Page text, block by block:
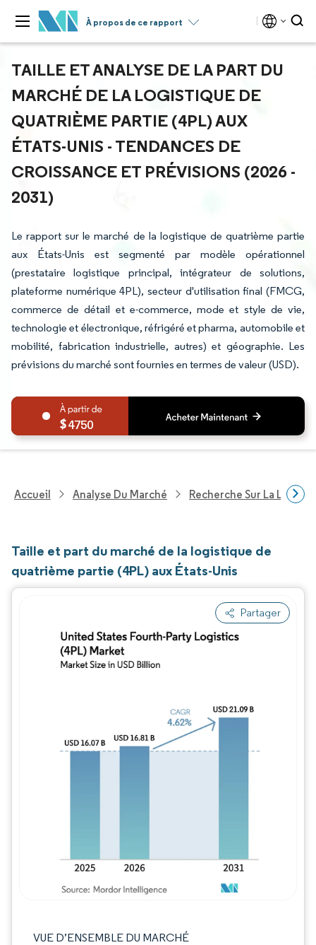
À propos de ce rapport
TAILLE ET ANALYSE DE LA PART DU
MARCHÉ DE LA LOGISTIQUE DE
QUATRIÈME PARTIE (4PL) AUX
ÉTATS-UNIS - TENDANCES DE
CROISSANCE ET PRÉVISIONS (2026 -
2031)
Le rapport sur le marché de la logistique de quatrième partie
aux États-Unis est segmenté par modèle opérationnel
(prestataire logistique principal, intégrateur de solutions,
plateforme numérique 4PL), secteur d'utilisation final (FMCG,
commerce de détail et e-commerce, mode et style de vie,
technologie et électronique, réfrigéré et pharma, automobile et
mobilité, fabrication industrielle, autres) et géographie. Les
prévisions du marché sont fournies en termes de valeur (USD).
4750
Accueil Analyse Du Marché Recherche Sur La
Taille et part du marché de la logistique de
quatrième partie (4PL) aux États-Unis
Partager
VUE D’ENSEMBLE DU MARCHÉ